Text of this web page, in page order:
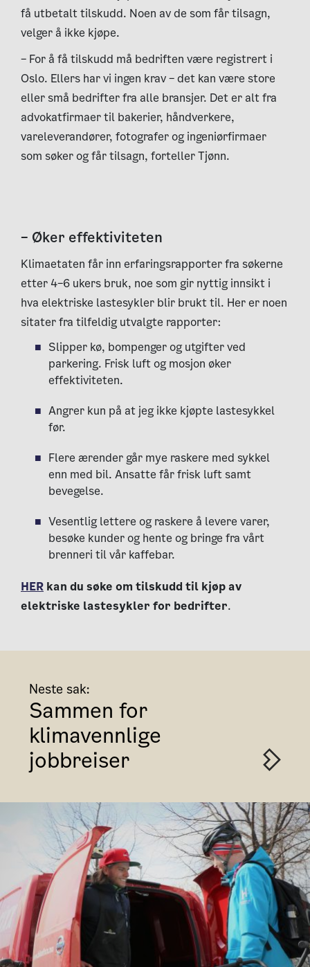
få utbetalt tilskudd. Noen av de som får tilsagn,
velger å ikke kjøpe.
– For å få tilskudd må bedriften være registrert i
Oslo. Ellers har vi ingen krav – det kan være store
eller små bedrifter fra alle bransjer. Det er alt fra
advokatfirmaer til bakerier, håndverkere,
vareleverandører, fotografer og ingeniørfirmaer
som søker og får tilsagn, forteller Tjønn.
– Øker effektiviteten
Klimaetaten får inn erfaringsrapporter fra søkerne
etter 4–6 ukers bruk, noe som gir nyttig innsikt i
hva elektriske lastesykler blir brukt til. Her er noen
sitater fra tilfeldig utvalgte rapporter:
Slipper kø, bompenger og utgifter ved
parkering. Frisk luft og mosjon øker
effektiviteten.
Angrer kun på at jeg ikke kjøpte lastesykkel
før.
Flere ærender går mye raskere med sykkel
enn med bil. Ansatte får frisk luft samt
bevegelse.
Vesentlig lettere og raskere å levere varer,
besøke kunder og hente og bringe fra vårt
brenneri til vår kaffebar.
HER kan du søke om tilskudd til kjøp av
elektriske lastesykler for bedrifter.
Neste sak:
Sammen for
klimavennlige
jobbreiser